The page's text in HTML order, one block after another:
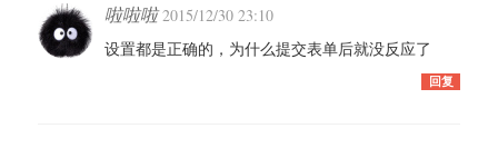
啦啦啦2015/12/30 23:10
设置都是正确的，为什么提交表单后就没反应了
回复